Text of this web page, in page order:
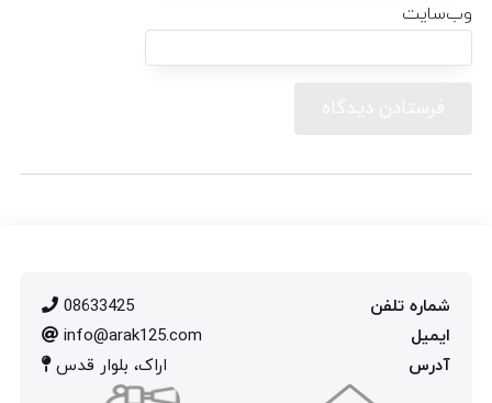
وب‌سایت
شماره تلفن
08633425
ایمیل
info@arak125.com
آدرس
اراک، بلوار قدس